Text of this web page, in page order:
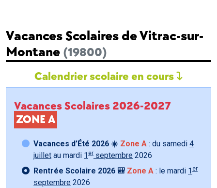
Vacances Scolaires de Vitrac-sur-
Montane (19800)
Calendrier scolaire en cours
Vacances Scolaires 2026-2027
ZONE A
Vacances d’Été 2026 ☀️ Zone A : du samedi 4
juillet au mardi 1 er septembre 2026
Rentrée Scolaire 2026 🎒 Zone A : le mardi 1 er
septembre 2026